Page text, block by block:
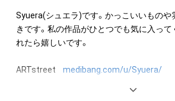
Syuera(シュエラ)です。かっこいいものや
きです。私の作品がひとつでも気に入って
れたら嬉しいです。
ARTstreet medibang.com/u/Syuera/